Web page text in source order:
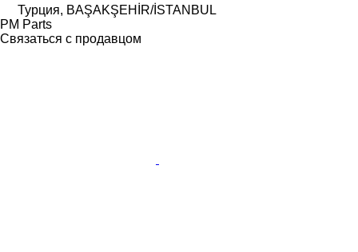
Турция, BAŞAKŞEHİR/İSTANBUL
PM Parts
Связаться с продавцом